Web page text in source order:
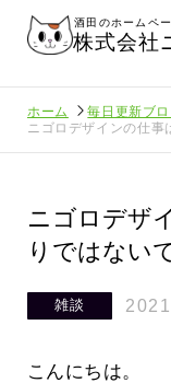
酒田のホームペ
株式会社
ホーム 毎日更新ブ
ニゴロデザインの仕事
ニゴロデザ
りではない
雑談
こんにちは。